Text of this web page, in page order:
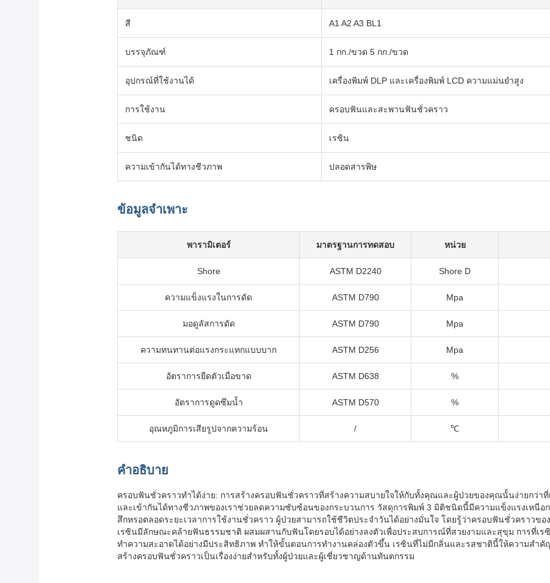
สี A1 A2 A3 BL1
บรรจุภัณฑ์ 1 กก./ขวด 5 กก./ขวด
อุปกรณ์ที่ใช้งานได้ เครื่องพิมพ์ DLP และเครื่องพิมพ์ LCD ความแม่นยำสูง
การใช้งาน ครอบฟันและสะพานฟันชั่วคราว
ชนิด เรซิน
ความเข้ากันได้ทางชีวภาพ ปลอดสารพิษ
ข้อมูลจำเพาะ
พารามิเตอร์ มาตรฐานการทดสอบ หน่วย
Shore ASTM D2240 Shore D
ความแข็งแรงในการดัด ASTM D790 Mpa
มอดูลัสการดัด ASTM D790 Mpa
ความทนทานต่อแรงกระแทกแบบบาก ASTM D256 Mpa
อัตราการยืดตัวเมื่อขาด ASTM D638 %
อัตราการดูดซึมน้ำ ASTM D570 %
อุณหภูมิการเสียรูปจากความร้อน / ℃
คำอธิบาย
ครอบฟันชั่วคราวทำได้ง่าย: การสร้างครอบฟันชั่วคราวที่สร้างความสบายใจให้กับทั้งคุณและผู้ป่วยของคุณนั้นง่ายกว่า
และเข้ากันได้ทางชีวภาพของเราช่วยลดความซับซ้อนของกระบวนการ วัสดุการพิมพ์ 3 มิติชนิดนี้มีความแข็งแรงเหนือ
สึกหรอตลอดระยะเวลาการใช้งานชั่วคราว ผู้ป่วยสามารถใช้ชีวิตประจำวันได้อย่างมั่นใจ โดยรู้ว่าครอบฟันชั่วคราวขอ
เรซินมีลักษณะคล้ายฟันธรรมชาติ ผสมผสานกับฟันโดยรอบได้อย่างลงตัวเพื่อประสบการณ์ที่สวยงามและสุขุม การที่เร
ทำความสะอาดได้อย่างมีประสิทธิภาพ ทำให้ขั้นตอนการทำงานคล่องตัวขึ้น เรซินที่ไม่มีกลิ่นและรสชาตินี้ให้ความสำคั
สร้างครอบฟันชั่วคราวเป็นเรื่องง่ายสำหรับทั้งผู้ป่วยและผู้เชี่ยวชาญด้านทันตกรรม